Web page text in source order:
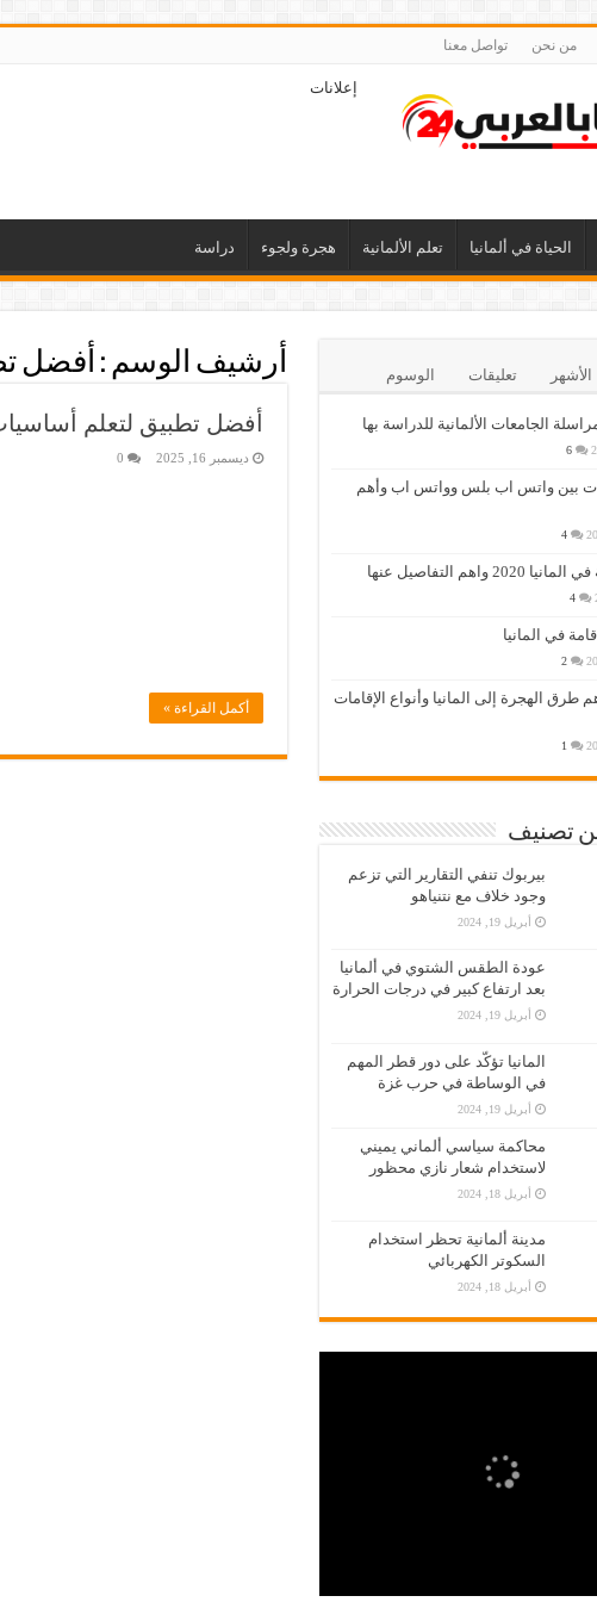
من نحن تواصل معنا
إعلانات
الحياة في ألمانيا تعلم الألمانية هجرة ولجوء دراسة
أرشيف الوسم : أفضل
أفضل تطبيق لتعلم
ديسمبر 16, 2025 0
أكمل القراءة »
الأشهر تعليقات الوسوم
الجامعات الألمانية للدراسة بها
6
بين واتس اب بلس وواتس اب وأهم
4
2020 واهم التفاصيل عنها
4
في المانيا
2
طرق الهجرة إلى المانيا وأنواع الإقامات
1
تصنيف
بيربوك تنفي التقارير التي تزعم
وجود خلاف مع نتنياهو
أبريل 19, 2024
عودة الطقس الشتوي في ألمانيا
بعد ارتفاع كبير في درجات الحرارة
أبريل 19, 2024
المانيا تؤكّد على دور قطر المهم
في الوساطة في حرب غزة
أبريل 19, 2024
محاكمة سياسي ألماني يميني
لاستخدام شعار نازي محظور
أبريل 18, 2024
مدينة ألمانية تحظر استخدام
السكوتر الكهربائي
أبريل 18, 2024